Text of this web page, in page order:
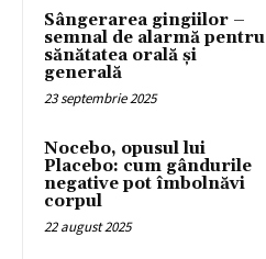
Sângerarea gingiilor –
semnal de alarmă pentru
sănătatea orală și
generală
23 septembrie 2025
Nocebo, opusul lui
Placebo: cum gândurile
negative pot îmbolnăvi
corpul
22 august 2025